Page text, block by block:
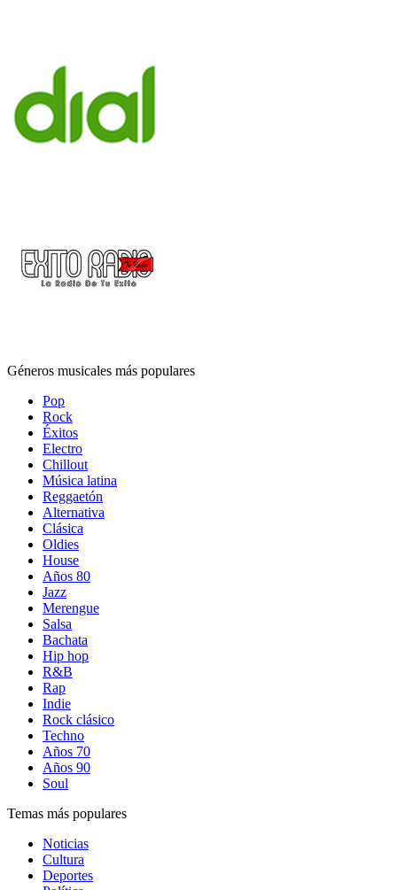
Géneros musicales más populares
Pop
Rock
Éxitos
Electro
Chillout
Música latina
Reggaetón
Alternativa
Clásica
Oldies
House
Años 80
Jazz
Merengue
Salsa
Bachata
Hip hop
R&B
Rap
Indie
Rock clásico
Techno
Años 70
Años 90
Soul
Temas más populares
Noticias
Cultura
Deportes